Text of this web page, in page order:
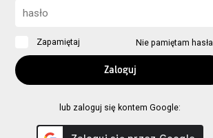
Zapamiętaj Nie pamiętam hasła
lub zaloguj się kontem Google: